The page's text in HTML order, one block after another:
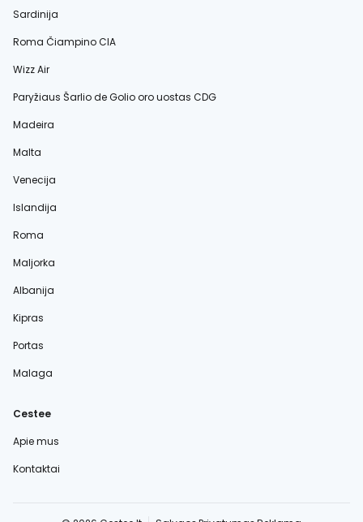
Sardinija
Roma Čiampino CIA
Wizz Air
Paryžiaus Šarlio de Golio oro uostas CDG
Madeira
Malta
Venecija
Islandija
Roma
Maljorka
Albanija
Kipras
Portas
Malaga
Cestee
Apie mus
Kontaktai